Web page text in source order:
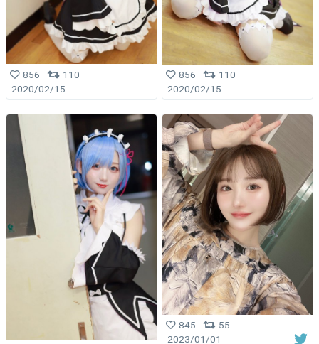
856
110
2020/02/15
856
110
2020/02/15
845
55
2023/01/01